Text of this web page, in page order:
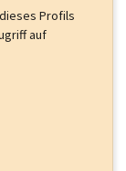
dieses Profils
auf